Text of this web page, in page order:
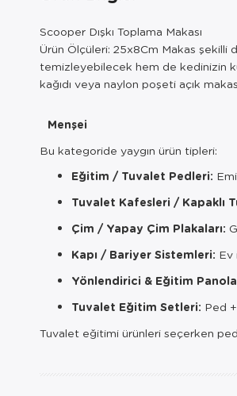
Scooper Dışkı Toplama Makası
Ürün Ölçüleri: 25x8Cm Makas şekilli
temizleyebilecek hem de kedinizin
kağıdı veya naylon poşeti açık
Menşei
Bu kategoride yaygın ürün tipleri:
Eğitim / Tuvalet Pedleri:
Tuvalet Kafesleri / Kapaklı
Çim / Yapay Çim Plakaları:
Kapı / Bariyer Sistemleri: Ev
Yönlendirici & Eğitim
Tuvalet Eğitim Setleri: Ped
Tuvalet eğitimi ürünleri seçerken